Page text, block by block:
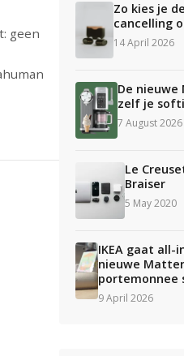
geen
Zo kies je
cancelling
14 April 2026
De nieuwe
zelf je
7 August 2026
Le
Braiser
5 May 2020
IKEA gaat all-
nieuwe
portemonnee
9 April 2026